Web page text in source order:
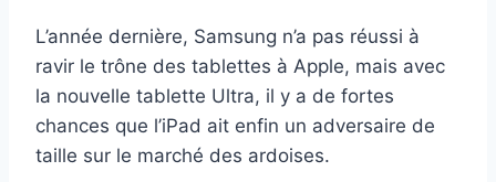
L’année dernière, Samsung n’a pas réussi à
ravir le trône des tablettes à Apple, mais avec
la nouvelle tablette Ultra, il y a de fortes
chances que l’iPad ait enfin un adversaire de
taille sur le marché des ardoises.